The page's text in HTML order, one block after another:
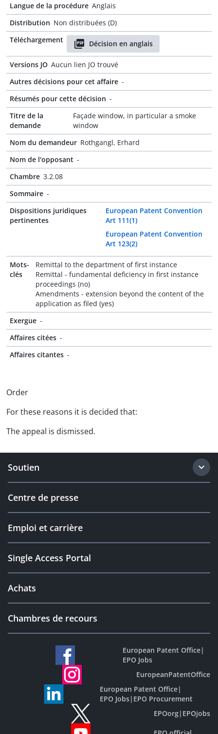
Langue de la procédure Anglais
Distribution Non distribuées (D)
Téléchargement
Décision en anglais
Versions JO Aucun lien JO trouvé
Autres décisions pour cet affaire -
Résumés pour cette décision -
Titre de la
demande
Façade window, in particular a smoke
window
Nom du demandeur Rothgangl, Erhard
Nom de l'opposant -
Chambre 3.2.08
Sommaire -
Dispositions juridiques
pertinentes
European Patent Convention
Art 111(1)
European Patent Convention
Art 123(2)
Mots-
clés
Remittal to the department of first instance
Remittal - fundamental deficiency in first instance
proceedings (no)
Amendments - extension beyond the content of the
application as filed (yes)
Exergue -
Affaires citées -
Affaires citantes -
Order
For these reasons it is decided that:
The appeal is dismissed.
Soutien
Centre de presse
Emploi et carrière
Single Access Portal
Achats
Chambres de recours
European Patent Office|
EPO Jobs
EuropeanPatentOffice
European Patent Office|
EPO Jobs| EPO Procurement
EPOorg| EPOjobs